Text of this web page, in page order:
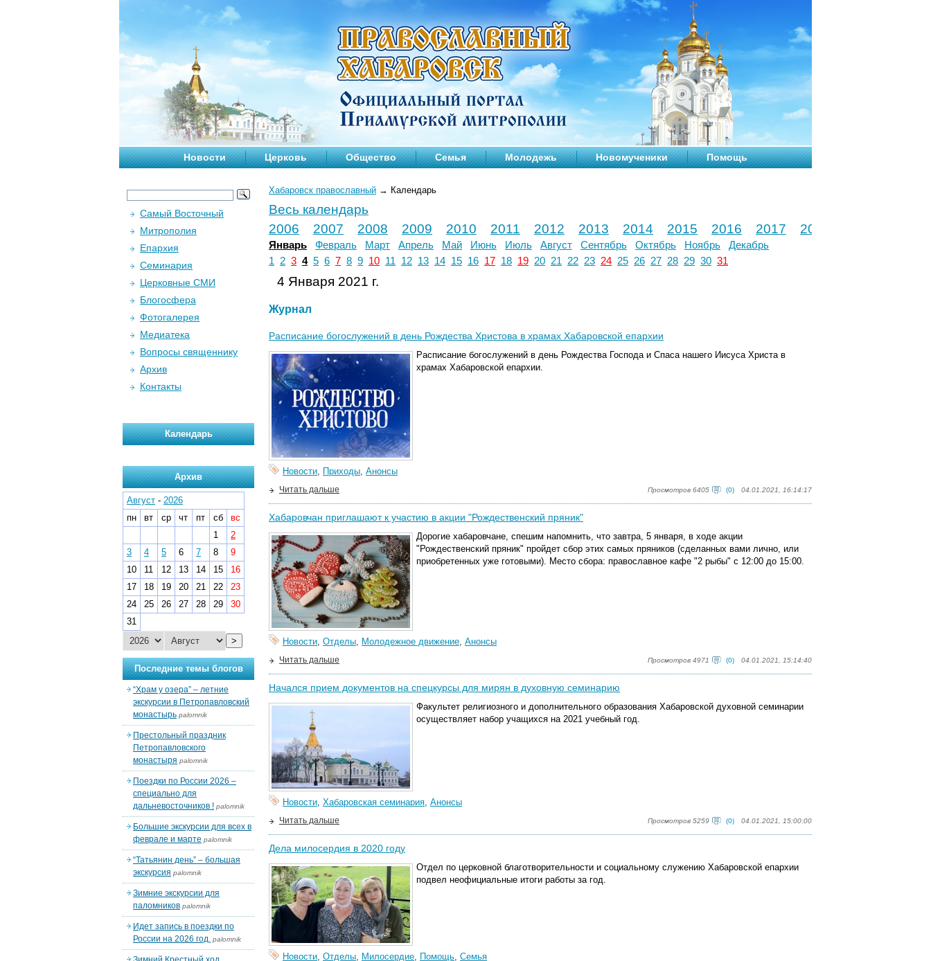
Новости Церковь Общество Семья Молодежь Новомученики Помощь
Хабаровск православный → Календарь
Весь календарь
2006
2007 2008 2009 2010 2011 2012 2013 2014 2015 2016 2017 2018
Январь Февраль Март Апрель Май Июнь Июль Август Сентябрь Октябрь Ноябрь
Декабрь
1
2 3 4 5 6 7 8 9 10 11 12 13 14 15 16 17 18 19 20 21 22 23 24 25 26 27 28 29 30 31
4 Января 2021 г.
Журнал
Расписание богослужений в день Рождества Христова в храмах Хабаровской епархии
Расписание богослужений в день Рождества Господа и Спаса нашего Иисуса Христа в
храмах Хабаровской епархии.
Новости, Приходы, Анонсы
Просмотров 6405 (0) 04.01.2021, 16:14:17
Читать дальше
Хабаровчан приглашают к участию в акции "Рождественский пряник"
Дорогие хабаровчане, спешим напомнить, что завтра, 5 января, в ходе акции
"Рождественский пряник" пройдет сбор этих самых пряников (сделанных вами лично, или
приобретенных уже готовыми). Место сбора: православное кафе "2 рыбы" с 12:00 до 15:00.
Новости, Отделы, Молодежное движение, Анонсы
Просмотров 4971 (0) 04.01.2021, 15:14:40
Читать дальше
Начался прием документов на спецкурсы для мирян в духовную семинарию
Факультет религиозного и дополнительного образования Хабаровской духовной семинарии
осуществляет набор учащихся на 2021 учебный год.
Новости, Хабаровская семинария, Анонсы
Просмотров 5259 (0) 04.01.2021, 15:00:00
Читать дальше
Дела милосердия в 2020 году
Отдел по церковной благотворительности и социальному служению Хабаровской епархии
подвел неофициальные итоги работы за год.
Новости, Отделы, Милосердие, Помощь, Семья
Самый Восточный
Митрополия
Епархия
Семинария
Церковные СМИ
Блогосфера
Фотогалерея
Медиатека
Вопросы священнику
Архив
Контакты
Календарь
Архив
Август - 2026
пн
вт ср чт пт сб
вс
1
2
3
4 5 6 7 8
9
10
11 12 13 14 15
16
17
18 19 20 21 22
23
24
25 26 27 28 29
30
31
>
Последние темы блогов
“Храм у озера” – летние
экскурсии в Петропавловский
монастырь palomnik
Престольный праздник
Петропавловского
монастыря palomnik
Поездки по России 2026 –
специально для
дальневосточников ! palomnik
Большие экскурсии для всех в
феврале и марте palomnik
“Татьянин день” – большая
экскурсия palomnik
Зимние экскурсии для
паломников palomnik
Идет запись в поездки по
России на 2026 год. palomnik